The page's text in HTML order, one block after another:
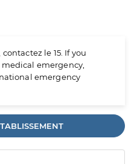
le 15. If you
emergency,
emergency